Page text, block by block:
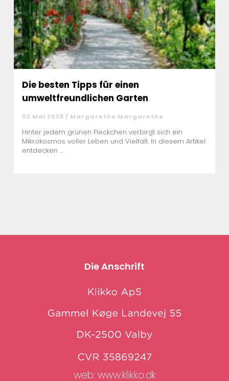
Die besten Tipps für einen
umweltfreundlichen Garten
02 Mai 2025 / Margarethe Margarethe
Hinter jedem grünen Fleckchen verbirgt sich ein
Mikrokosmos voller Leben und Vielfalt. In diesem Artikel
entdecken ...
Die Anschrift
web: www.klikko.dk